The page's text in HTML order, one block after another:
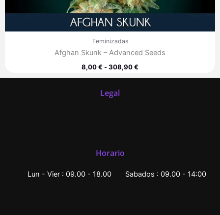
Feminizadas
Afghan Skunk – Advanced Seeds
8,00€-308,90€
Legal
Horario
Lun - Vier : 09.00 - 18.00 Sabados : 09.00 - 14:00